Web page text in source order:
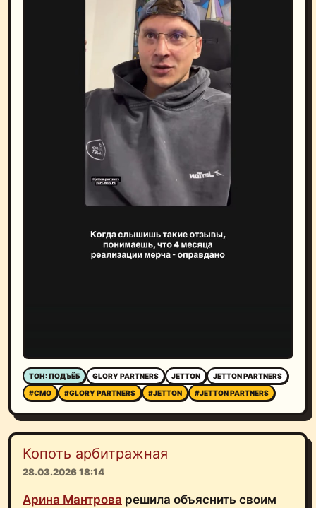
ТОН: ПОДЪЁБ GLORY PARTNERS JETTON
JETTON PARTNERS
#CMO
#GLORY PARTNERS #JETTON #JETTON PARTNERS
Копоть арбитражная
28.03.2026 18:14
Арина Мантрова решила объяснить своим